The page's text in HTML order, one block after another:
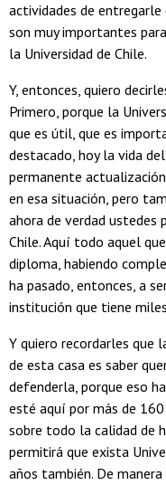
actividades de
son muy importantes
la Universidad de Chile.
Y, entonces, quiero
Primero, porque la
que es útil, que es
destacado, hoy la vida
permanente
en esa situación, pero
ahora de verdad ustedes
Chile. Aquí todo aquel
diploma, habiendo
ha pasado, entonces, a
institución que tiene
Y quiero recordarles que
de esta casa es saber
defenderla, porque eso
esté aquí por más de
sobre todo la calidad de
permitirá que exista
años también. De